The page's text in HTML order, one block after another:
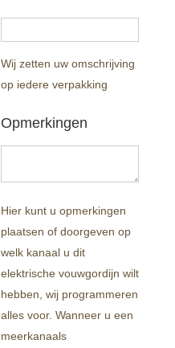
Wij zetten uw omschrijving
op iedere verpakking
Opmerkingen
Hier kunt u opmerkingen
plaatsen of doorgeven op
welk kanaal u dit
elektrische vouwgordijn wilt
hebben, wij programmeren
alles voor. Wanneer u een
meerkanaals